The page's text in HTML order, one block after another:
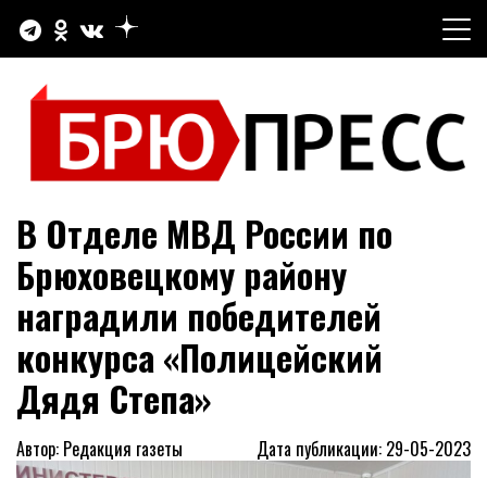
содержимому
БРЮПРЕСС
Официальный сайт газеты "Брюховецкие новости"
В Отделе МВД России по
Брюховецкому району
наградили победителей
конкурса «Полицейский
Дядя Степа»
Автор: Редакция газеты Дата публикации: 29-05-2023